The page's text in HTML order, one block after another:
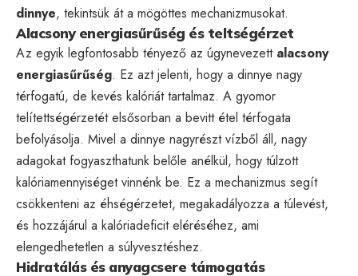
dinnye, tekintsük át a mögöttes mechanizmusokat.
Alacsony energiasűrűség és teltségérzet
Az egyik legfontosabb tényező az úgynevezett alacsony
energiasűrűség. Ez azt jelenti, hogy a dinnye nagy
térfogatú, de kevés kalóriát tartalmaz. A gyomor
telítettségérzetét elsősorban a bevitt étel térfogata
befolyásolja. Mivel a dinnye nagyrészt vízből áll, nagy
adagokat fogyaszthatunk belőle anélkül, hogy túlzott
kalóriamennyiséget vinnénk be. Ez a mechanizmus segít
csökkenteni az éhségérzetet, megakadályozza a túlevést,
és hozzájárul a kalóriadeficit eléréséhez, ami
elengedhetetlen a súlyvesztéshez.
Hidratálás és anyagcsere támogatás